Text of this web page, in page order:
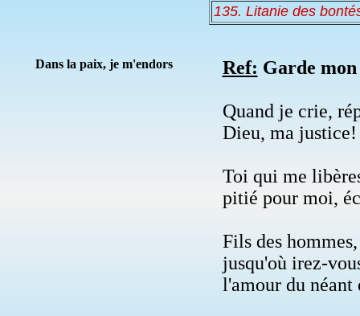
135. Litanie des
Dans la paix, je m'endors Ref: Garde
Quand je crie,
Dieu, ma justice!
Toi qui me
pitié pour moi,
Fils des hommes,
jusqu'où irez-
l'amour du néant